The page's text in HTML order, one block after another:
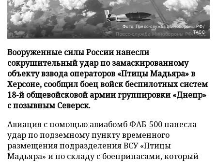
Фото: Пресс-служба Минобороны РФ/
ТАСС
Вооруженные силы России нанесли
сокрушительный удар по замаскированному
объекту взвода операторов «Птицы Мадьяра» в
Херсоне, сообщил боец войск беспилотных систем
18-й общевойсковой армии группировки «Днепр»
с позывным Северск.
Авиация с помощью авиабомб ФАБ-500 нанесла
удар по подземному пункту временного
размещения подразделения ВСУ «Птицы
Мадьяра» и по складу с боеприпасами, который